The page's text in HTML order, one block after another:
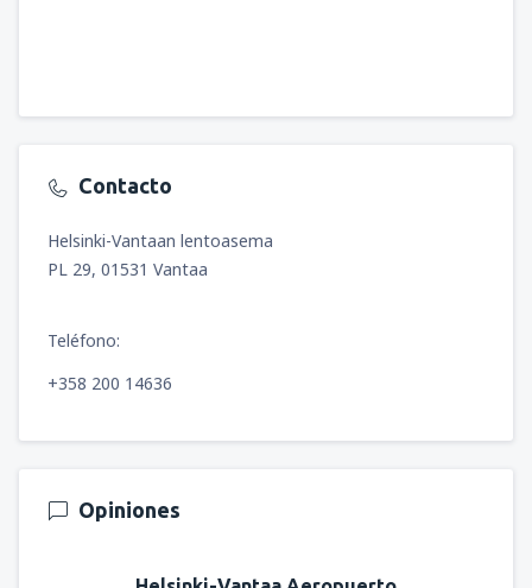
Contacto
Helsinki-Vantaan lentoasema
PL 29, 01531 Vantaa
Teléfono:
+358 200 14636
Opiniones